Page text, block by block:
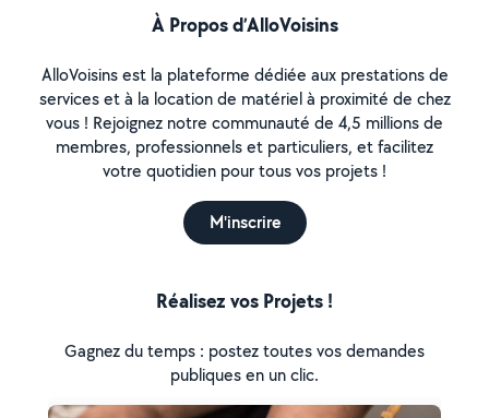
À Propos d’AlloVoisins
AlloVoisins est la plateforme dédiée aux prestations de
services et à la location de matériel à proximité de chez
vous ! Rejoignez notre communauté de 4,5 millions de
membres, professionnels et particuliers, et facilitez
votre quotidien pour tous vos projets !
M'inscrire
Réalisez vos Projets !
Gagnez du temps : postez toutes vos demandes
publiques en un clic.